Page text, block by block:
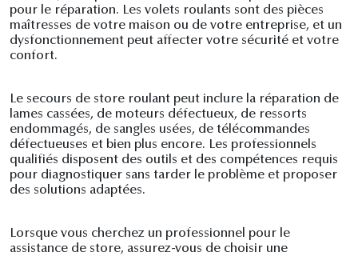
pour le réparation. Les volets roulants sont des pièces
maîtresses de votre maison ou de votre entreprise, et un
dysfonctionnement peut affecter votre sécurité et votre
confort.
Le secours de store roulant peut inclure la réparation de
lames cassées, de moteurs défectueux, de ressorts
endommagés, de sangles usées, de télécommandes
défectueuses et bien plus encore. Les professionnels
qualifiés disposent des outils et des compétences requis
pour diagnostiquer sans tarder le problème et proposer
des solutions adaptées.
Lorsque vous cherchez un professionnel pour le
assistance de store, assurez-vous de choisir une